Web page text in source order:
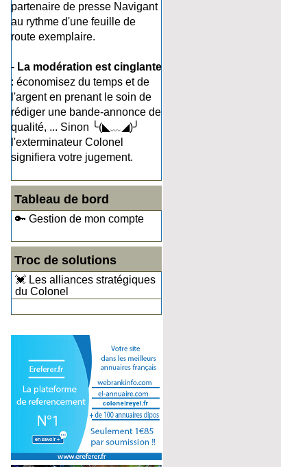
partenaire de presse Navigant
au rythme d'une feuille de
route exemplaire.
- La modération est cinglante
: économisez du temps et de
l'argent en prenant le soin de
rédiger une bande-annonce de
qualité, ... Sinon ╰(◣﹏◢)╯
l'exterminateur Colonel
signifiera votre jugement.
Tableau de bord
🔑 Gestion de mon compte
Troc de solutions
💓 Les alliances stratégiques
du Colonel